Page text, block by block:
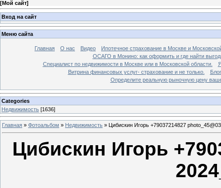
[Мой сайт]
Вход на сайт
Меню сайта
Главная О нас Видео
Ипотечное страхование в Москве и
ОСАГО в Монино: как оформить и где найти
Специалист по недвижимости в Москве или в Московской области.
Витрина финансовых услуг- страхование и не только.
Блог
Определите реальную рыночную цену
Categories
Недвижимость [1636]
Главная » Фотоальбом » Недвижимость » Цибискин Игорь +79037214827
Цибискин Игорь